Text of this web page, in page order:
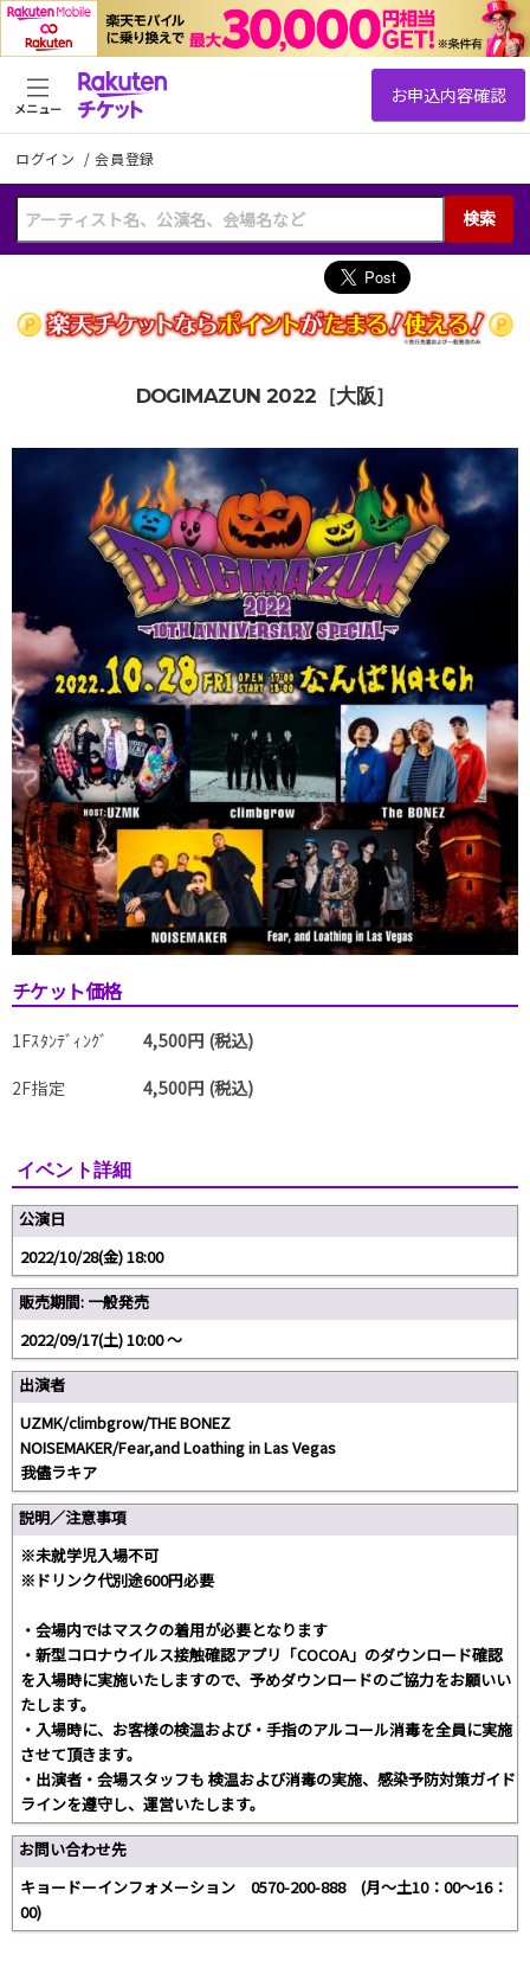
ログイン /会員登録
検索
メニュー
DOGIMAZUN 2022［大阪］
チケット価格
1Fｽﾀﾝﾃﾞｨﾝｸﾞ
4,500円 (税込)
2F指定
4,500円 (税込)
イベント詳細
公演日
2022/10/28(金) 18:00
販売期間: 一般発売
2022/09/17(土) 10:00 〜
出演者
UZMK/climbgrow/THE BONEZ
NOISEMAKER/Fear,and Loathing in Las Vegas
我儘ラキア
説明／注意事項
※未就学児入場不可
※ドリンク代別途600円必要
・会場内ではマスクの着用が必要となります
・新型コロナウイルス接触確認アプリ「COCOA」のダウンロード確認
を入場時に実施いたしますので、予めダウンロードのご協力をお願いい
たします。
・入場時に、お客様の検温および・手指のアルコール消毒を全員に実施
させて頂きます。
・出演者・会場スタッフも 検温および消毒の実施、感染予防対策ガイド
ラインを遵守し、運営いたします。
お問い合わせ先
キョードーインフォメーション 0570-200-888 (月～土10：00～16：
00)